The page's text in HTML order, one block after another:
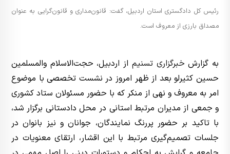
رئیس کل دادگستری استان اردبیل، گفت: قانون‌مداری و قانون‌گرایی به عنوان
مصداق بارزی از معروف است.
به گزارش خبرگزاری تسنیم از اردبیل، حجت‌الاسلام والمسلمین
حسین کثیرلو بعد از ظهر امروز در نشست تخصصی با موضوع
امر به معروف و نهی از منکر که با حضور مسئولان ستاد کشوری
و جمعی از مدیران مرتبط استانی در محل دادستانی برگزار شد،
با تاکید بر حضور پررنگ نمایندگان، جوانان و نیز بانوان در
جلسات تصمیم‌گیری مرتبط با این اقشار، ارتقای معنویات در